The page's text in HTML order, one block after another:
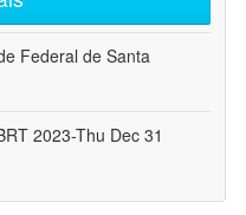
Federal de Santa
2023-Thu Dec 31